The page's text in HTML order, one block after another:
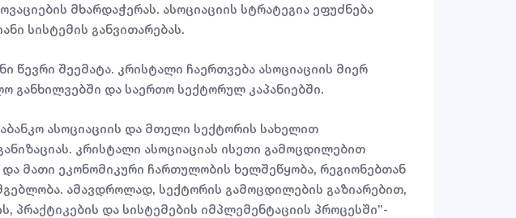
მხარდაჭერას. ასოციაციის სტრატეგია ეფუძნება
სისტემის განვითარებას.
წევრი შეემატა. კრისტალი ჩაერთვება ასოციაციის მიერ
განხილვებში და საერთო სექტორულ კაპანიებში.
ასოციაციის და მთელი სექტორის სახელით
კრისტალი ასოციაციას ისეთი გამოცდილებით
მათი ეკონომიკური ჩართულობის ხელშეწყობა, რეგიონებთან
ამავდროლად, სექტორის გამოცდილების გაზიარებით,
პრაქტიკების და სისტემების იმპლემენტაციის პროცესში”-